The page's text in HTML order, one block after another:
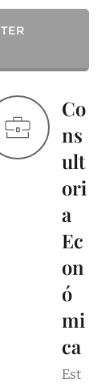
Co
ns
ult
ori
a
Ec
on
ó
mi
ca
Est